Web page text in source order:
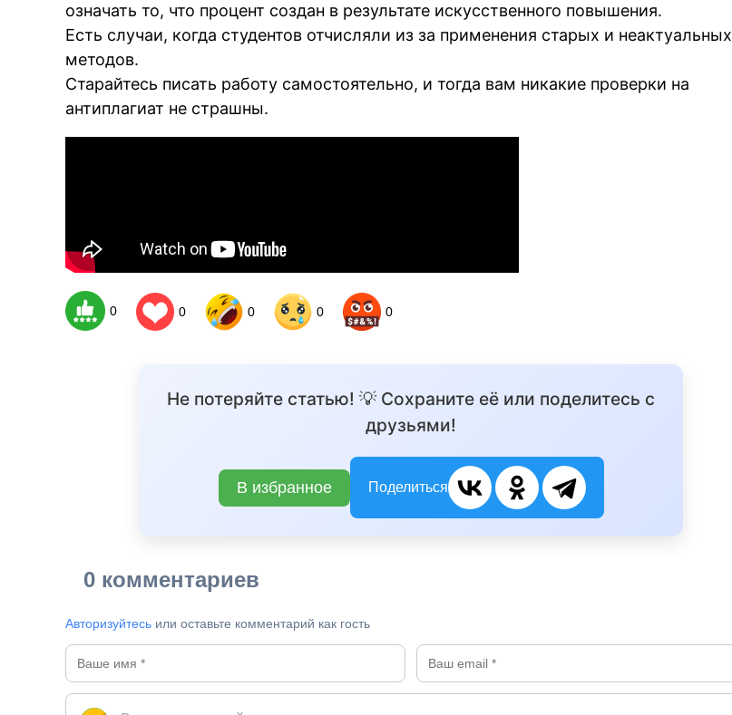
означать то, что процент создан в результате искусственного повышения.
Есть случаи, когда студентов отчисляли из за применения старых и неактуальных
методов.
Старайтесь писать работу самостоятельно, и тогда вам никакие проверки на
антиплагиат не страшны.
0 0 0 0 0
Не потеряйте статью! 💡 Сохраните её или поделитесь с
друзьями!
В избранное Поделиться
0 комментариев
Авторизуйтесь или оставьте комментарий как гость